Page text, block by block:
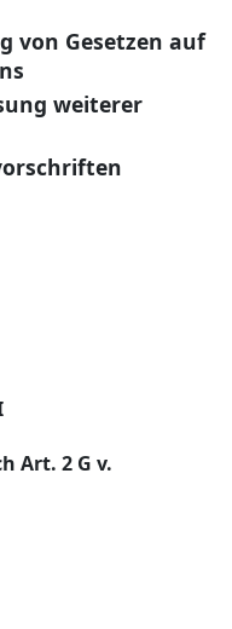
von Gesetzen auf
weiterer
Art. 2 G v.